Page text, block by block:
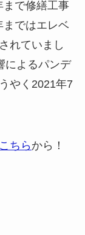
まで修繕工事
まではエレベ
れていまし
によるパンデ
やく2021年7
こちら から！